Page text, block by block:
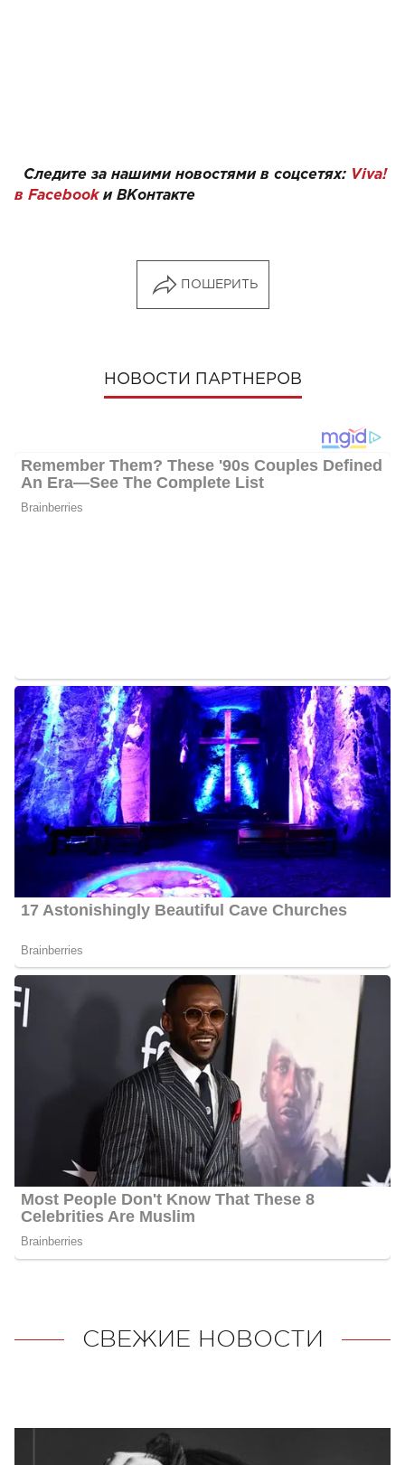
Следите за нашими новостями в соцсетях: Viva!
в Facebookи ВКонтакте
ПОШЕРИТЬ
НОВОСТИ ПАРТНЕРОВ
СВЕЖИЕ НОВОСТИ